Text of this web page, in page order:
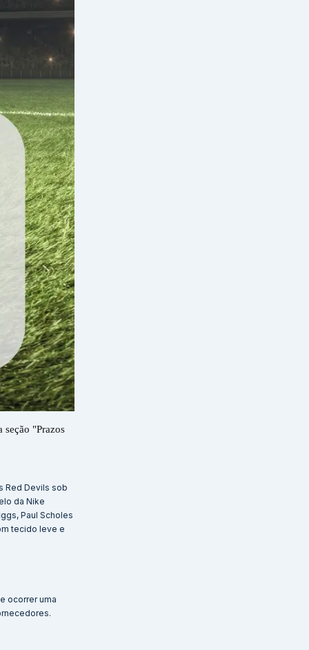
seção "Prazos
Red Devils sob
da Nike
Paul Scholes
tecido leve e
ocorrer uma